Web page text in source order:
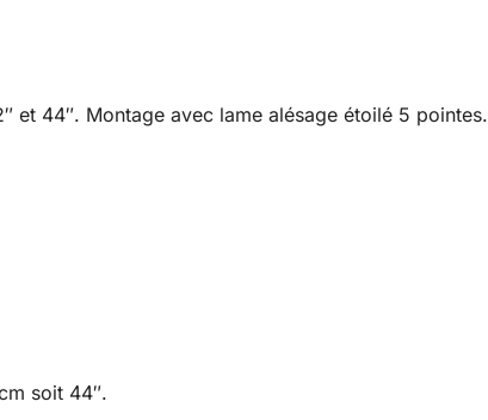
et 44″. Montage avec lame alésage étoilé 5 pointes.
soit 44″.